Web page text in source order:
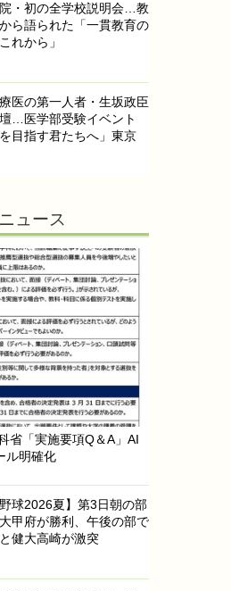
・初の全学校説明会…教
ら語られた「一貫教育の
れから」
医の第一人者・生坂政臣
…医学部受験イベント
を目指す君たちへ」東京
ュース
省「実施要項Q＆A」AI
ル明確化
野球2026夏】第3日朝の部
甲府が勝利、午後の部で
健大高崎が激突